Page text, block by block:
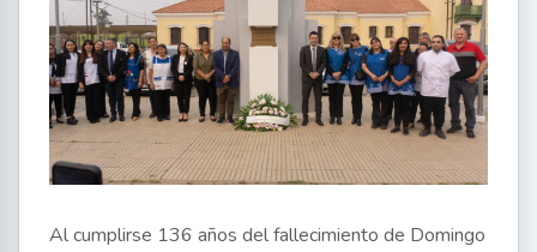
Al cumplirse 136 años del fallecimiento de Domingo